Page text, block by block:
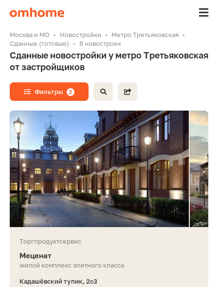
Москва и МО Новостройки
Метро Третьяковская
Сданные (готовые)
8 новостроек
Сданные новостройки у метро Третьяковская
от застройщиков
Фильтры 2
Торгпродуктсервис
Меценат
жилой комплекс элитного класса
Кадашёвский тупик, 2с3